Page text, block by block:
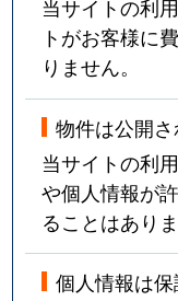
当サイトの利
トがお客様に
りません。
物件は公開
当サイトの利
や個人情報が
ることはありま
個人情報は